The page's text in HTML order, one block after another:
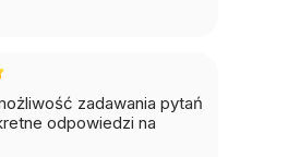
zadawania pytań
odpowiedzi na